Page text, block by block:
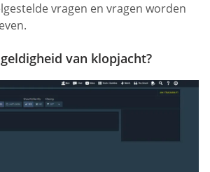
vragen en vragen worden
van klopjacht?